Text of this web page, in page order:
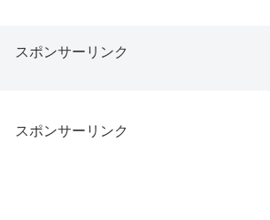
スポンサーリンク
スポンサーリンク